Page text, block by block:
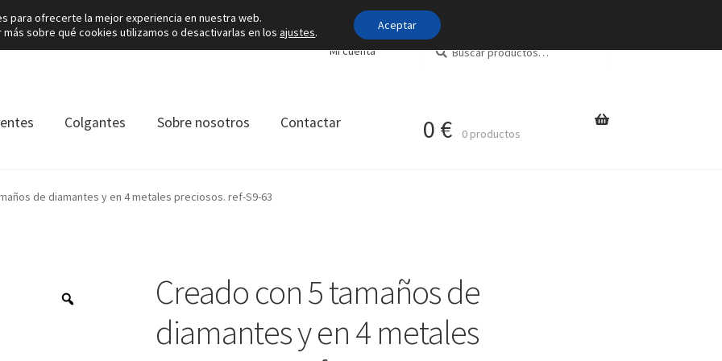
Mi cuenta
Buscar
por:
Buscar
Colgantes Sobre nosotros Contactar 0 € 0 productos
de diamantes y en 4 metales preciosos. ref-S9-63
Creado con 5 tamaños de
diamantes y en 4 metales
para ofrecerte la mejor experiencia en nuestra web.
más sobre qué cookies utilizamos o desactivarlas en losajustes. Aceptar